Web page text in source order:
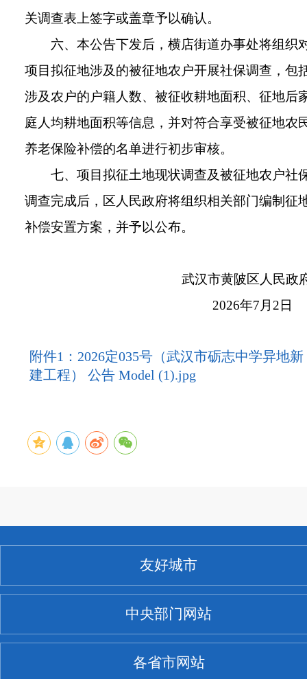
关调查表上签字或盖章予以确认。
六、本公告下发后，横店街道办事处将组织
项目拟征地涉及的被征地农户开展社保调查，包
涉及农户的户籍人数、被征收耕地面积、征地后
庭人均耕地面积等信息，并对符合享受被征地农
养老保险补偿的名单进行初步审核。
七、项目拟征土地现状调查及被征地农户社
调查完成后，区人民政府将组织相关部门编制征
补偿安置方案，并予以公布。
武汉市黄陂区人民政
2026年7月2日
附件1：2026定035号（武汉市砺志中学异地新
建工程） 公告 Model (1).jpg
友好城市
中央部门网站
各省市网站